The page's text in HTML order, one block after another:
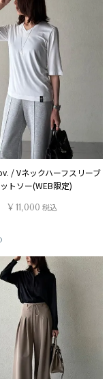
/ Vネックハーフスリーブ
トソー(WEB限定)
¥ 11,000 税込